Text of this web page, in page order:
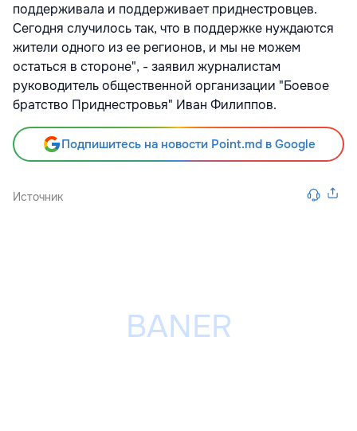
поддерживала и поддерживает приднестровцев.
Сегодня случилось так, что в поддержке нуждаются
жители одного из ее регионов, и мы не можем
остаться в стороне", - заявил журналистам
руководитель общественной организации "Боевое
братство Приднестровья" Иван Филиппов.
Подпишитесь на новости Point.md в Google
Источник